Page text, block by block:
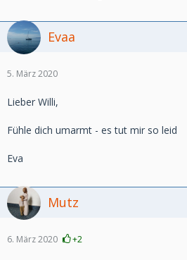
Evaa
5. März 2020
Lieber Willi,
Fühle dich umarmt - es tut mir so leid
Eva
Mutz
6. März 2020 +2